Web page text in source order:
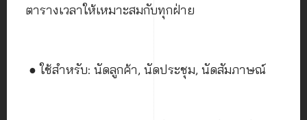
ตารางเวลาให้เหมาะสมกับทุกฝ่าย
● ใช้สำหรับ: นัดลูกค้า, นัดประชุม, นัดสัมภาษณ์